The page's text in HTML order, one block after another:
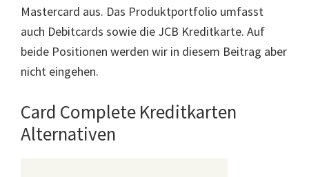
Mastercard aus. Das Produktportfolio umfasst
auch Debitcards sowie die JCB Kreditkarte. Auf
beide Positionen werden wir in diesem Beitrag aber
nicht eingehen.
Card Complete Kreditkarten
Alternativen